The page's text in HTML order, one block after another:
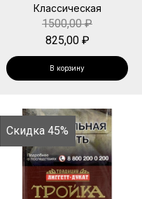
Классическая
1500,00₽
825,00 ₽
В корзину
Скидка 45%